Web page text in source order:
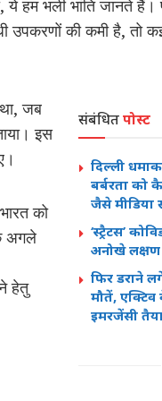
ये हम भली भांति जानते
की कमी है, तो कई
संबंधितपोस्ट
दिल्ली
बर्बरता को
जैसे मीडिया
‘स्ट्रैटस’
अनोखे
फिर डराने
मौतें,
इमरजेंसी
जब
इस
को
अगले
हेतु